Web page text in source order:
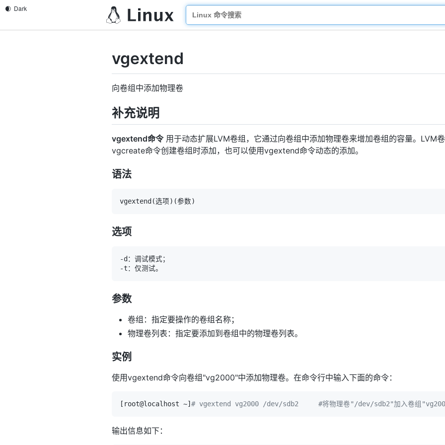
vgextend
向卷组中添加物理卷
补充说明
vgextend命令用于动态扩展LVM卷组，它通过向卷组中添加物理卷来增加卷组的容量。LVM
vgcreate命令创建卷组时添加，也可以使用vgextend命令动态的添加。
语法
vgextend (选项) (参数)
选项
参数
卷组：指定要操作的卷组名称；
物理卷列表：指定要添加到卷组中的物理卷列表。
实例
使用vgextend命令向卷组"vg2000"中添加物理卷。在命令行中输入下面的命令：
[ root@localhost ~] # vgextend vg2000 /dev/sdb2     #将物理卷"/dev/sdb2"加入卷组
输出信息如下：